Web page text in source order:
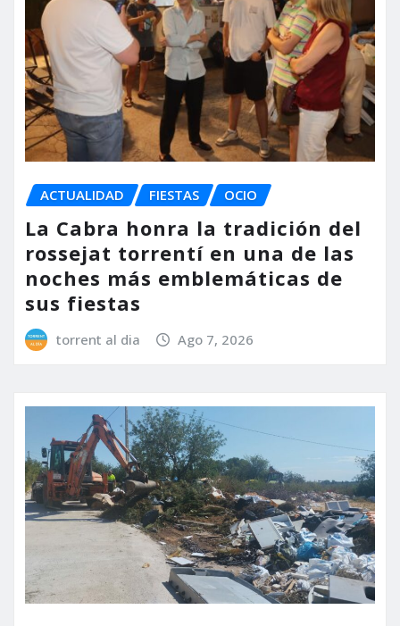
ACTUALIDAD FIESTAS OCIO
La Cabra honra la tradición del
rossejat torrentí en una de las
noches más emblemáticas de
sus fiestas
torrent al dia Ago 7, 2026